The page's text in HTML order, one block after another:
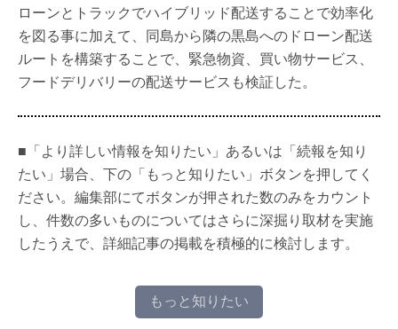
ローンとトラックでハイブリッド配送することで効率化
を図る事に加えて、同島から隣の黒島へのドローン配送
ルートを構築することで、緊急物資、買い物サービス、
フードデリバリーの配送サービスも検証した。
■「より詳しい情報を知りたい」あるいは「続報を知り
たい」場合、下の「もっと知りたい」ボタンを押してく
ださい。編集部にてボタンが押された数のみをカウント
し、件数の多いものについてはさらに深掘り取材を実施
したうえで、詳細記事の掲載を積極的に検討します。
もっと知りたい